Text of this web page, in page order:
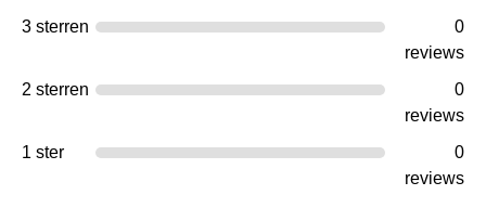
3 sterren
0
reviews
2 sterren
0
reviews
1 ster
0
reviews